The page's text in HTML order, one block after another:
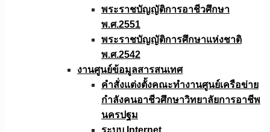
พระราชบัญญัติการอาชีวศึกษา
พ.ศ.2551
พระราชบัญญัติการศึกษาแห่งชาติ
พ.ศ.2542
งานศูนย์ข้อมูลสารสนเทศ
คำสั่งแต่งตั้งคณะทำงานศูนย์เครือข่าย
กำลังคนอาชีวศึกษาวิทยาลัยการอาชีพ
นครปฐม
ระบบ Internet